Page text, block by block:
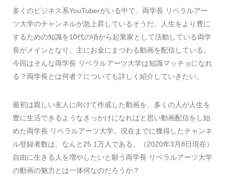
多くのビジネス系YouTuberがいる中で、両学長 リベラルアー
ツ大学のチャンネルが急上昇しているそうだ。人生をより豊に
するための知識を10代の頃から起業家として活動している両学
長がメインとなり、主にお金にまつわる動画を配信している。
今回はそんな両学長 リベラルアーツ大学は知識マッチョになれ
る？両学長とは何者？についても詳しく紹介していきたい。
最初は親しい友人に向けて作成した動画を、多くの人が人生を
豊に生活できるようなきっかけになればと思い動画配信をし始
めた両学長 リベラルアーツ大学。現在までに獲得したチャンネ
ル登録者数は、なんと25.1万人である。（2020年3月8日現在）
自由に生きる人を増やしたいと願う両学長 リベラルアーツ大学
の動画の魅力とは一体何なのだろうか？